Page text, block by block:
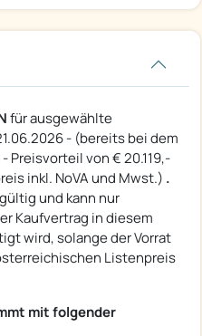
für ausgewählte
- (bereits bei dem
Preisvorteil von € 20.119,-
inkl. NoVA und Mwst.) .
und kann nur
Kaufvertrag in diesem
wird, solange der Vorrat
Listenpreis
mit folgender